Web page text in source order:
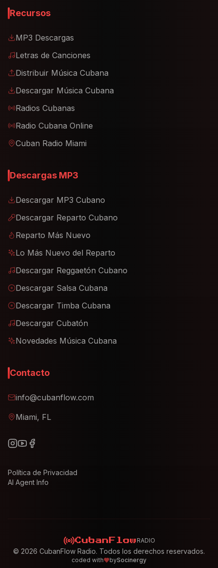
Recursos
MP3 Descargas
Letras de Canciones
Distribuir Música Cubana
Descargar Música Cubana
Radios Cubanas
Radio Cubana Online
Cuban Radio Miami
Descargas MP3
Descargar MP3 Cubano
Descargar Reparto Cubano
Reparto Más Nuevo
Lo Más Nuevo del Reparto
Descargar Reggaetón Cubano
Descargar Salsa Cubana
Descargar Timba Cubana
Descargar Cubatón
Novedades Música Cubana
Contacto
info@cubanflow.com
Miami, FL
Política de Privacidad
AI Agent Info
CubanFlow RADIO
© 2026 CubanFlow Radio. Todos los derechos reservados.
coded with bySocinergy